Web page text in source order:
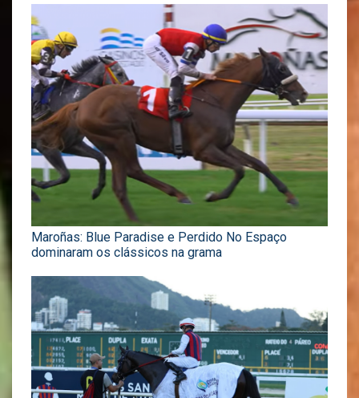
Maroñas: Blue Paradise e Perdido No Espaço
dominaram os clássicos na grama